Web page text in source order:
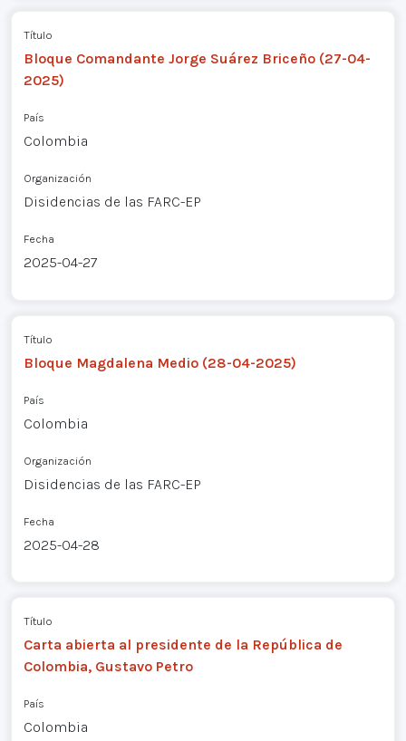
Título
Bloque Comandante Jorge Suárez Briceño (27-04-
2025)
País
Colombia
Organización
Disidencias de las FARC-EP
Fecha
2025-04-27
Título
Bloque Magdalena Medio (28-04-2025)
País
Colombia
Organización
Disidencias de las FARC-EP
Fecha
2025-04-28
Título
Carta abierta al presidente de la República de
Colombia, Gustavo Petro
País
Colombia